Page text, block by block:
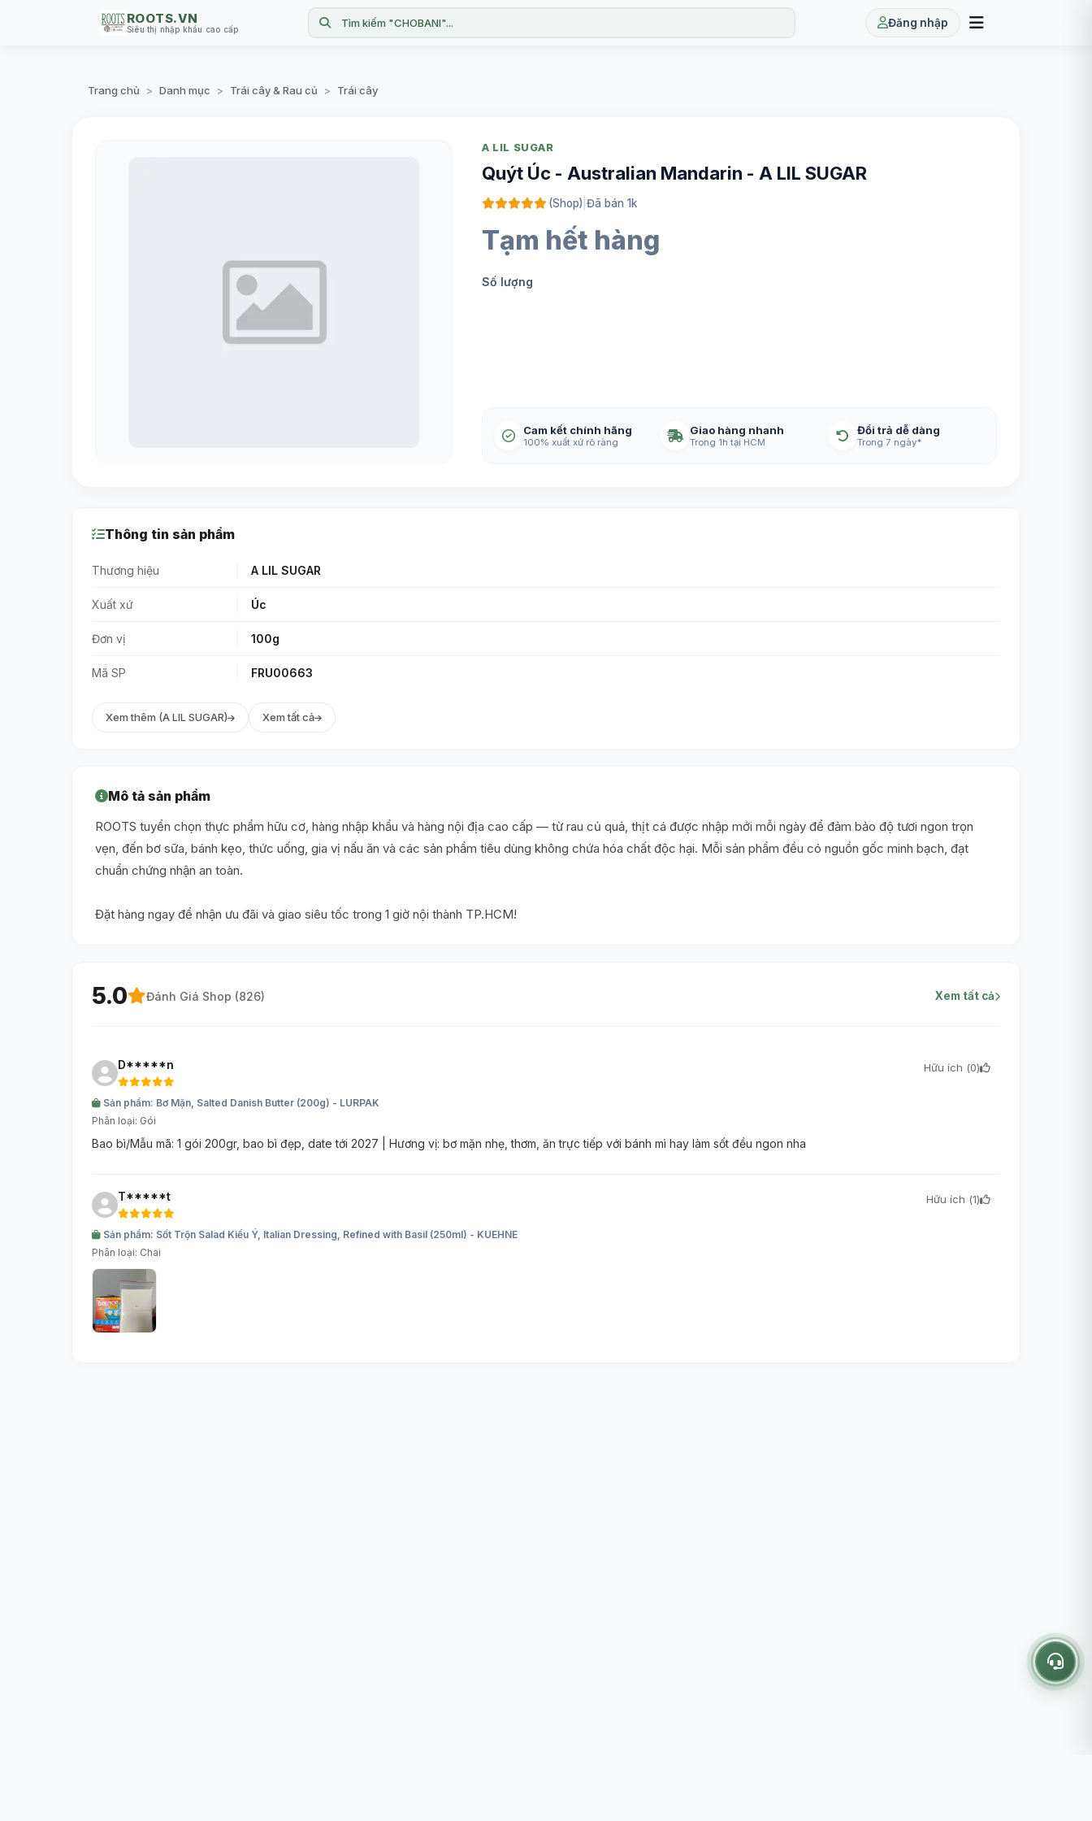
ROOTS.VN
Siêu thị nhập khẩu cao cấp Tìm kiếm "CHOBANI"... Đăng nhập
Trang chủ > Danh mục > Trái cây & Rau củ > Trái cây
A LIL SUGAR
Quýt Úc - Australian Mandarin - A LIL SUGAR
(Shop) Đã bán 1k
Tạm hết hàng
Số lượng
Cam kết chính hãng
100% xuất xứ rõ ràng
Giao hàng nhanh
Trong 1h tại HCM
Đổi trả dễ dàng
Trong 7 ngày*
Thông tin sản phẩm
Thương hiệu A LIL SUGAR
Xuất xứ Úc
Đơn vị 100g
Mã SP FRU00663
Xem thêm (A LIL SUGAR) Xem tất cả
Mô tả sản phẩm
ROOTS tuyển chọn thực phẩm hữu cơ, hàng nhập khẩu và hàng nội địa cao cấp — từ rau củ quả, thịt cá được nhập mới mỗi ngày để đảm bảo độ tươi ngon trọn
vẹn, đến bơ sữa, bánh kẹo, thức uống, gia vị nấu ăn và các sản phẩm tiêu dùng không chứa hóa chất độc hại. Mỗi sản phẩm đều có nguồn gốc minh bạch, đạt
chuẩn chứng nhận an toàn.
Đặt hàng ngay để nhận ưu đãi và giao siêu tốc trong 1 giờ nội thành TP.HCM!
5.0 Đánh Giá Shop (826) Xem tất cả
D*****n Hữu ích (0)
Sản phẩm: Bơ Mặn, Salted Danish Butter (200g) - LURPAK
Phân loại: Gói
Bao bì/Mẫu mã: 1 gói 200gr, bao bì đẹp, date tới 2027 | Hương vị: bơ mặn nhẹ, thơm, ăn trực tiếp với bánh mì hay làm sốt đều ngon nha
T*****t Hữu ích (1)
Sản phẩm: Sốt Trộn Salad Kiểu Ý, Italian Dressing, Refined with Basil (250ml) - KUEHNE
Phân loại: Chai